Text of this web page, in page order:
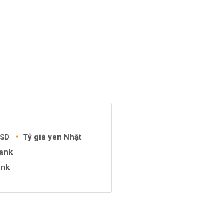
Tỷ giá yen Nhật